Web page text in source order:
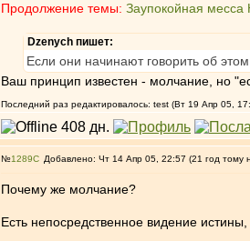
Продолжение темы: Заупокойная месса
Dzenych пишет:
Если они начинают говорить об
Ваш принцип известен - молчание, но
Последний раз редактировалось: test (Вт 19 Апр 05,
№1289 Добавлено: Чт 14 Апр 05, 22:57 (21 год тому
Почему же молчание?
Есть непосредственное видение